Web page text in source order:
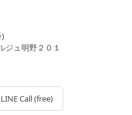
)
ジュ明野２０１
LINE Call (free)